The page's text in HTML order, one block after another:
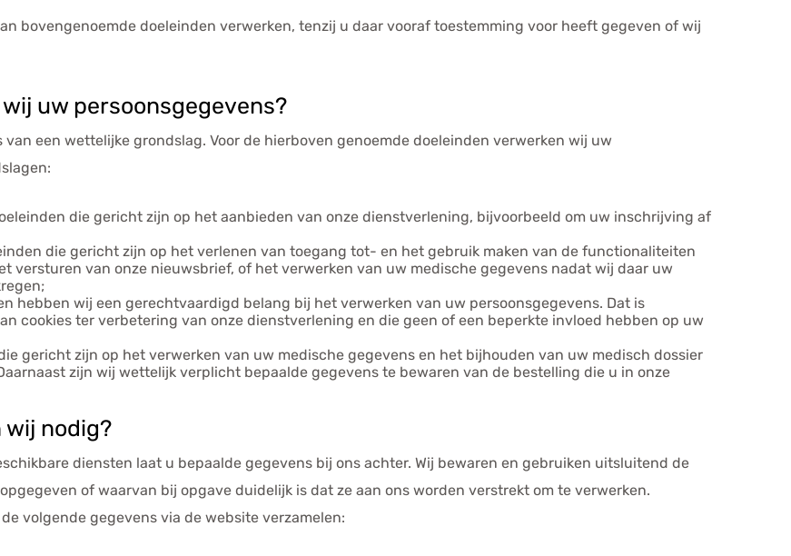
bovengenoemde doeleinden verwerken, tenzij u daar vooraf toestemming voor heeft gegeven of wij
uw persoonsgegevens?
een wettelijke grondslag. Voor de hierboven genoemde doeleinden verwerken wij uw
die gericht zijn op het aanbieden van onze dienstverlening, bijvoorbeeld om uw inschrijving af
die gericht zijn op het verlenen van toegang tot- en het gebruik maken van de functionaliteiten
versturen van onze nieuwsbrief, of het verwerken van uw medische gegevens nadat wij daar uw
hebben wij een gerechtvaardigd belang bij het verwerken van uw persoonsgegevens. Dat is
cookies ter verbetering van onze dienstverlening en die geen of een beperkte invloed hebben op uw
gericht zijn op het verwerken van uw medische gegevens en het bijhouden van uw medisch dossier
zijn wij wettelijk verplicht bepaalde gegevens te bewaren van de bestelling die u in onze
wij nodig?
diensten laat u bepaalde gegevens bij ons achter. Wij bewaren en gebruiken uitsluitend de
of waarvan bij opgave duidelijk is dat ze aan ons worden verstrekt om te verwerken.
volgende gegevens via de website verzamelen: